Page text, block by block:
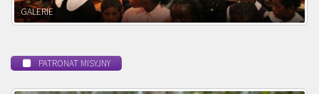
POWOŁANIE MISYJNE
PATRONAT MISYJNY